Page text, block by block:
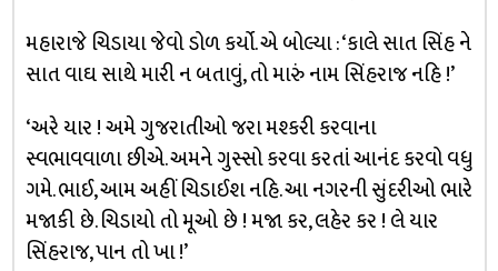
મહારાજે ચિડાયા જેવો ડોળ કર્યો. એ બોલ્યા : ‘કાલે સાત સિંહ ને
સાત વાઘ સાથે મારી ન બતાવું, તો મારું નામ સિંહરાજ નહિ !’
‘અરે યાર ! અમે ગુજરાતીઓ જરા મશ્કરી કરવાના
સ્વભાવવાળા છીએ. અમને ગુસ્સો કરવા કરતાં આનંદ કરવો વધુ
ગમે. ભાઈ, આમ અહીં ચિડાઈશ નહિ. આ નગરની સુંદરીઓ ભારે
મજાકી છે. ચિડાયો તો મૂઓ છે ! મજા કર, લહેર કર ! લે યાર
સિંહરાજ, પાન તો ખા !’